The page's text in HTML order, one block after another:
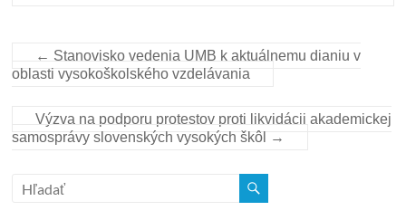
← Stanovisko vedenia UMB k aktuálnemu dianiu v
oblasti vysokoškolského vzdelávania
Výzva na podporu protestov proti likvidácii akademickej
samosprávy slovenských vysokých škôl
→